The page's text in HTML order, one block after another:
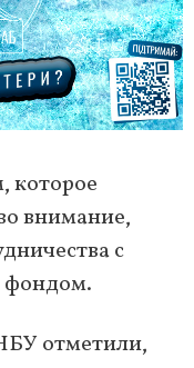
которое
внимание,
с
отметили,